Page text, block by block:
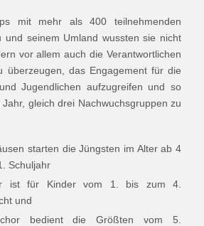
mit mehr als 400 teilnehmenden
und seinem Umland wussten sie nicht
vor allem auch die Verantwortlichen
überzeugen, das Engagement für die
Jugendlichen aufzugreifen und so
gleich drei Nachwuchsgruppen zu
starten die Jüngsten im Alter ab 4
Schuljahr
ist für Kinder vom 1. bis zum 4.
und
bedient die Größten vom 5.